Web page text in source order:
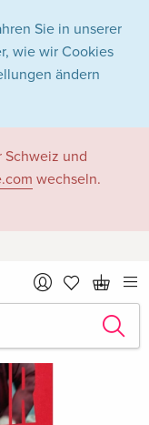
Sie in unserer
wie wir Cookies
ändern
Schweiz und
wechseln.